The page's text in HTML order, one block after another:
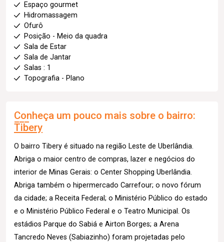
Espaço gourmet
Hidromassagem
Ofurô
Posição - Meio da quadra
Sala de Estar
Sala de Jantar
Salas : 1
Topografia - Plano
Conheça um pouco mais sobre o bairro:
Tibery
O bairro Tibery é situado na região Leste de Uberlândia.
Abriga o maior centro de compras, lazer e negócios do
interior de Minas Gerais: o Center Shopping Uberlândia.
Abriga também o hipermercado Carrefour; o novo fórum
da cidade; a Receita Federal; o Ministério Público do estado
e o Ministério Público Federal e o Teatro Municipal. Os
estádios Parque do Sabiá e Airton Borges; a Arena
Tancredo Neves (Sabiazinho) foram projetadas pelo